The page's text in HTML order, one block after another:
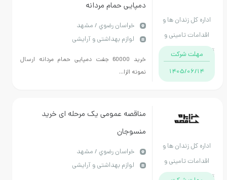
کل زندان ها و
تامینی و
استان خراسان
مهلت شرکت
1405/06/14
دمپایی حمام مردانه
خراسان رضوي / مشهد
لوازم بهداشتی و آرایشی
خرید 60000 جفت دمپایی حمام مردانه ارسال
نمونه الزا...
کل زندان ها و
تامینی و
استان خراسان
مناقصه عمومی یک مرحله ای خرید
منسوجان
خراسان رضوي / مشهد
لوازم بهداشتی و آرایشی